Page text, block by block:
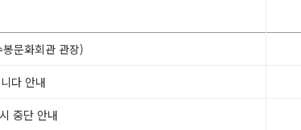
문화회관 관장)
다 안내
중단 안내